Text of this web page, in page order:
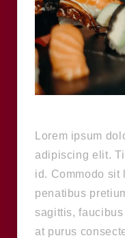
Lorem ipsum
adipiscing elit.
id. Commodo sit
penatibus
sagittis,
at purus